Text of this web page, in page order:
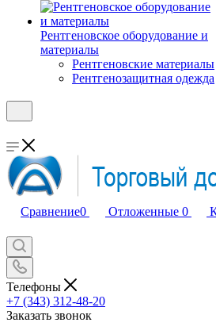
Рентгеновское оборудование и
материалы
Рентгеновские материалы
Рентгенозащитная одежда
Сравнение0 Отложенные 0
Телефоны
+7 (343) 312-48-20
Заказать звонок